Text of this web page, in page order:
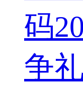
码
争